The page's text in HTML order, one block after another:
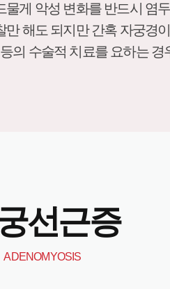
게 악성 변화를 반드시 염
해도 되지만 간혹 자궁경
의 수술적 치료를 요하는 경
선근증
ADENOMYOSIS